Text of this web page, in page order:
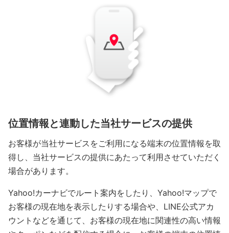
位置情報と連動した当社サービスの提供
お客様が当社サービスをご利用になる端末の位置情報を取
得し、当社サービスの提供にあたって利用させていただく
場合があります。
Yahoo!カーナビでルート案内をしたり、Yahoo!マップで
お客様の現在地を表示したりする場合や、LINE公式アカ
ウントなどを通じて、お客様の現在地に関連性の高い情報